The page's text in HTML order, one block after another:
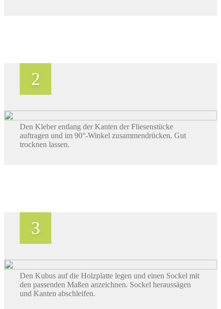
Den Kleber entlang der Kanten der Fliesenstücke
auftragen und im 90°-Winkel zusammendrücken. Gut
trocknen lassen.
Den Kubus auf die Holzplatte legen und einen Sockel mit
den passenden Maßen anzeichnen. Sockel heraussägen
und Kanten abschleifen.